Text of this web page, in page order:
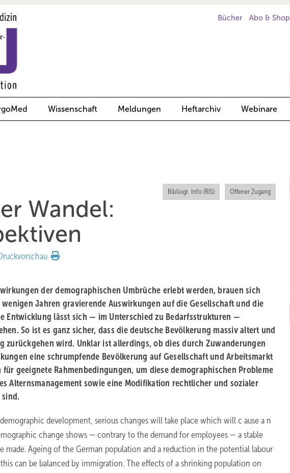
Bücher Abo & Shop
Wissenschaft Meldungen Heftarchiv Webinare
Bibliogr. Info (RIS) Offener Zugang
Wandel:
der demographischen Umbrüche erlebt werden, brauen sich
Jahren gravierende Auswirkungen auf die Gesellschaft und die
Entwicklung lässt sich — im Unterschied zu Bedarfsstrukturen —
So ist es ganz sicher, dass die deutsche Bevölkerung massiv altert und
zurückgehen wird. Unklar ist allerdings, ob dies durch Zuwanderungen
eine schrumpfende Bevölkerung auf Gesellschaft und Arbeitsmarkt
geeignete Rahmenbedingungen, um diese demographischen Probleme
Alternsmanagement sowie eine Modifikation rechtlicher und sozialer
development, serious changes will take place which will c ause a n
change shows — contrary to the demand for employees — a stable
made. Ageing of the German population and a reduction in the potential labour
can be balanced by immigration. The effects of a shrinking population on